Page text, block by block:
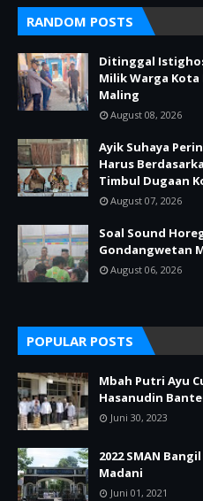
RANDOM POSTS
Ditinggal
Milik Warga
Maling
August 08, 2026
Ayik Suhaya
Harus
Timbul Dugaan
August 07, 2026
Soal Sound
Gondangwetan
August 06, 2026
POPULAR POSTS
Mbah Putri Ayu
Hasanudin
Juni 30, 2023
2022 SMAN
Madani
Juni 01, 2021